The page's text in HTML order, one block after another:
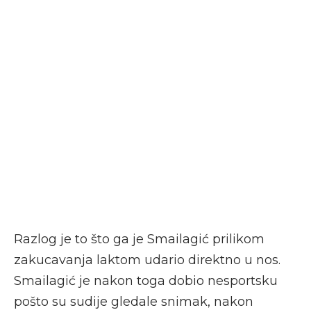
Razlog je to što ga je Smailagić prilikom
zakucavanja laktom udario direktno u nos.
Smailagić je nakon toga dobio nesportsku
pošto su sudije gledale snimak, nakon